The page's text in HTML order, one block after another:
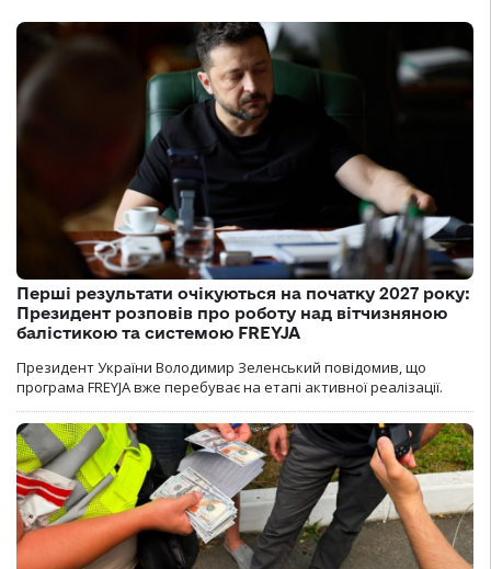
Перші результати очікуються на початку 2027 року:
Президент розповів про роботу над вітчизняною
балістикою та системою FREYJA
Президент України Володимир Зеленський повідомив, що
програма FREYJA вже перебуває на етапі активної реалізації.